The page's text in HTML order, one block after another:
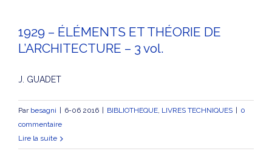
1929 – ÉLÉMENTS ET THÉORIE DE
L’ARCHITECTURE – 3 vol.
J. GUADET
Par besagni 6-06 2016 BIBLIOTHEQUE, LIVRES TECHNIQUES
0
commentaire
Lire la suite